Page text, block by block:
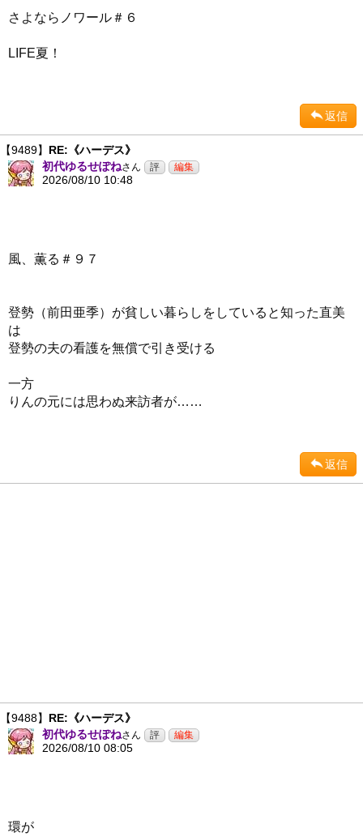
さよならノワール＃６
LIFE夏！
返信
【9489】 RE:《ハーデス》
初代ゆるせぽねさん
2026/08/10 10:48
風、薫る＃９７
登勢（前田亜季）が貧しい暮らしをしていると知った直美
は
登勢の夫の看護を無償で引き受ける
一方
りんの元には思わぬ来訪者が……
返信
【9488】 RE:《ハーデス》
初代ゆるせぽねさん
2026/08/10 08:05
環が